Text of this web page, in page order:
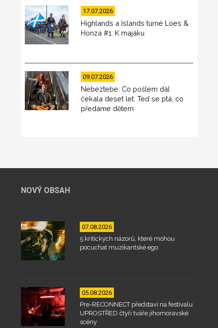
17.07.2026
Highlands a Islands turné Loes &
Honza #1: K majáku
09.07.2026
Nebeztebe: Co pošlem dál
čekala deset let. Teď se ptá, co
předáme dětem
NOVÝ OBSAH
07.08.2026
5 kritických názorů, které mohou
pocuchat muzikantské ego
05.08.2026
Pre-RECONNECT představí na festivalu
UPROSTŘED čtyři tváře jihomoravské
scény